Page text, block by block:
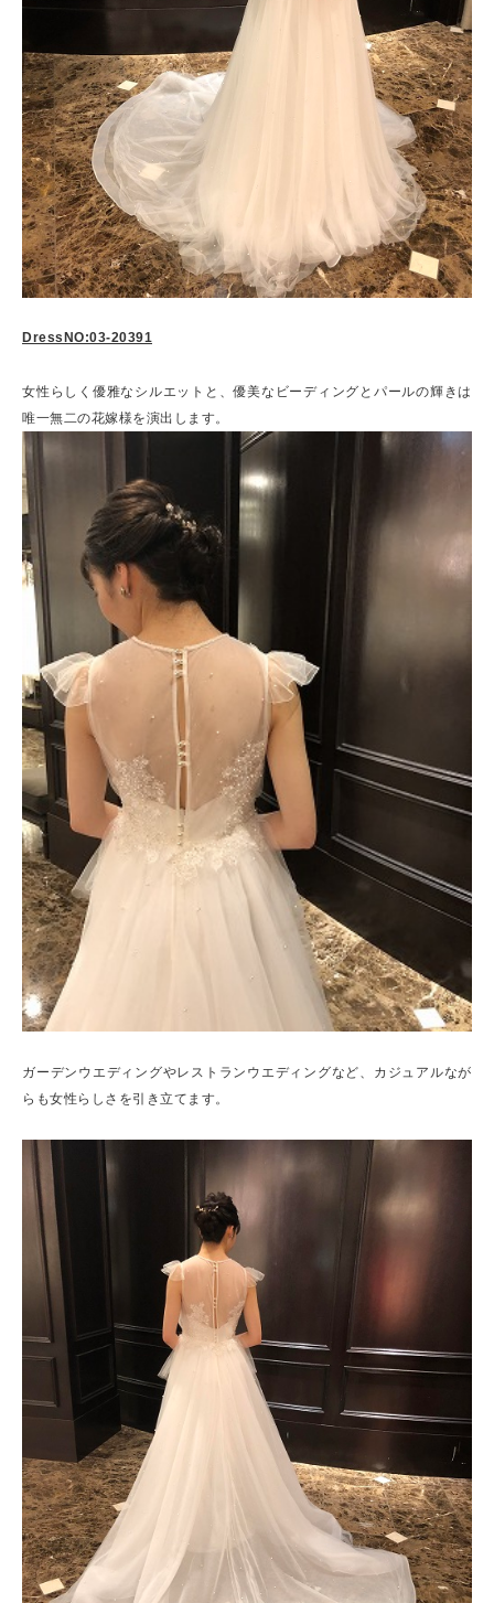
DressNO:03-20391
女性らしく優雅なシルエットと、優美なビーディングとパールの輝きは
唯一無二の花嫁様を演出します。
ガーデンウエディングやレストランウエディングなど、カジュアルなが
らも女性らしさを引き立てます。